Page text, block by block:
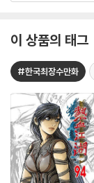
이 상품의 태그
#한국최장수만화